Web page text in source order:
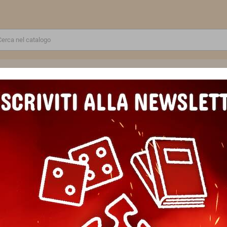
SCUOLA E TEMPO LIBERO
ARRRRAFFA DADI gioco da tavolo PIRATI devir IN ITALIANO età 8+
ARRRRAFFA DADI gioco da
8+
Marca
DEVIR
Riferimento
8058801790042
EAN13
8058801790042